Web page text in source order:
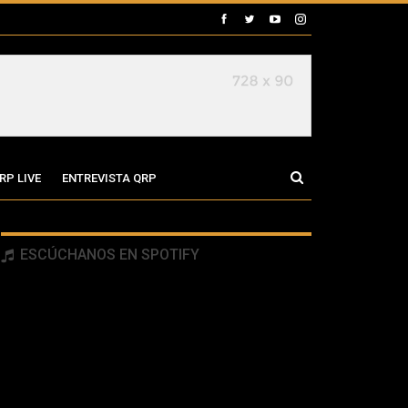
LIVE ENTREVISTA QRP
ESCÚCHANOS EN SPOTIFY